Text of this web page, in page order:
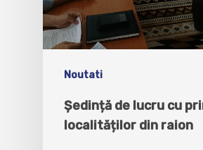
Noutati
Ședință de lucru cu
localităților din raion